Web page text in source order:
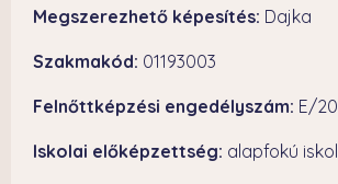
Megszerezhető képesítés: Dajka
Szakmakód: 01193003
Felnőttképzési engedélyszám: E/
Iskolai előképzettség: alapfokú